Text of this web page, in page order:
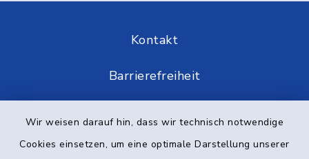
Wir weisen darauf hin, dass wir technisch notwendige
Cookies einsetzen, um eine optimale Darstellung unserer
Kontakt
Barrierefreiheit
Impressum